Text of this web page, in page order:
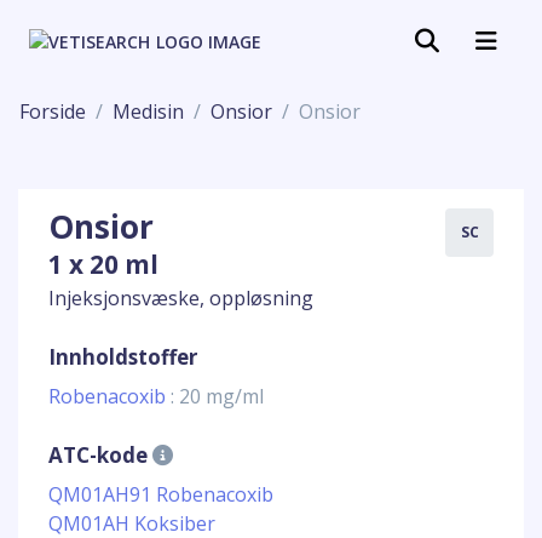
Forside Medisin Onsior Onsior
Onsior
1 x 20 ml
Injeksjonsvæske, oppløsning
SC
Innholdstoffer
Robenacoxib : 20 mg/ml
ATC-kode
QM01AH91 Robenacoxib
QM01AH Koksiber